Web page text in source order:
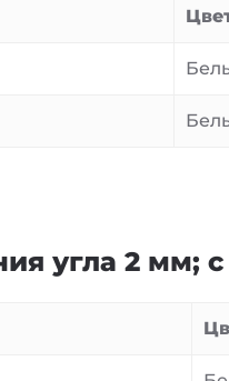
угла 2 мм;